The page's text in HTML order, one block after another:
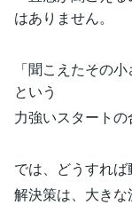
はありません。
「聞こえたその
という
力強いスタートの
では、どうすれば
解決策は、大きな